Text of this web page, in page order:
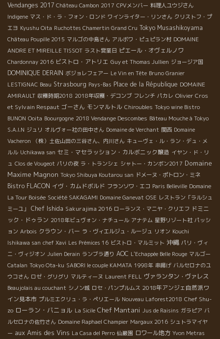
Vendanges 2017 Château Cambon 2017 CPVメンバー 料理人ユウジさん
Indigene マス・ド・ラ・フォン・ロンド ワインライター・リンさん クリストフ・プ
エヨ Kyushu Oita Ruchottes Chamertin Grand Cru Tokyo Musashikoyama
Château Poupille 2015 マルゴの中島さん アルボワ・ピュピラン村 DOMAINE
ANDRE ET MIREILLE TISSOT ラスト営業日 ピエール・オヴェルノワ
Chardonnay 2016 ビストロ・アトリエ Guy et Thomas Jullien ジョージア国
DOMINIQUE DERAIN ボジョレフェアー Le Vin en Tête Bruno Granier
LESTIGNAC Beau Strasbourg Pays-Bas Place de la République DOMAINE
AMIRAULT 収穫時期2018 2018年収穫・デコンブ フレンチ パカレ Olivier Cros
et Sylvain Respaut ゴーさん モンマルトル Chiroubles Tokyo wine Bistro
BUNON Ooita Boourgogne 2018 Vendange Descombes Bâteau Mouche à Tokyo
S.A.I.N ジュリ オルヴォー社の田中さん Domaine de Verchant 関西 Domaine
Vacheron
（株）土佐山田の三谷さん、内川さん キューヴェ・ル・ラン・デュ・メ
ルル Uchikawa san セミ・マセラッション・カルボニック醸造 イヤン・ド・リ
ュ Clos de Vougeot パリの夜 ラ・トランシェ シャトー・カンボン2017 Domaine
Maxime Magnon Tokyo Shibuya Koutarou san ドメーヌ・ポトロン・ミネ
Bistro FLACON イヴ・カムドボルド フランソワ・エコ Paris Belleville Domaine
La Tour Boisée Société SAKAGAMI Domaine Ganevat OSE レストラン「ラルシュ
ミーユ」
Chef Ishida Sakurajima 2016 ローランス・マニヤ・クリエフ ドミニ
ック・ドゥラン 2018年ビュヴォン・ナチュール アナテム 星野リゾート社 パッシ
ョン Arbois クラウン・バー ラ・ヴィエルジュ・ルージュ リオン Kouchi
Ishikawa san chef Xavi Les Prémices 16 ビストロ・マルミット 沖縄 パリ・ヴィ
ニ・ヴィジオン Julien Derain ランブラ通り AOC L'Echappée Belle Rouge マルゴー
Catalan Tokyo Ota-ku SABORI le couple KAMATA 1998年 串揚げ バルセロナのユ
ウコさん ロゼ・グリグリ マルティーヌ Laurent FELL ヴァランタン・ヴァレス
Beaujolais au couchant シノン城 ロセ・パンプルムス 2018年アンジェ自然派ワ
イン見本市 プルミエクリュ・ラ・ペリエール Nouveau Laforest2018 Chef Shu-
zo ローラン・バニョル La Sicile Chef Mantani Jus de Raisins ガラピア バ
ルセロナの佐竹さん Domaine Raphael Champier Margaux 2016 シュトラマイヤ
ー aux Amis des Vins La Casa del Perro 仙巌園 ロワール地方 Yvon Metras